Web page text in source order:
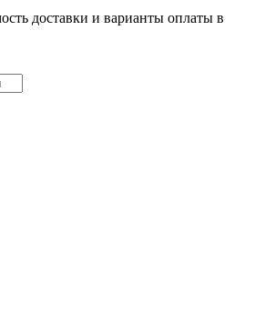
доставки и варианты оплаты в